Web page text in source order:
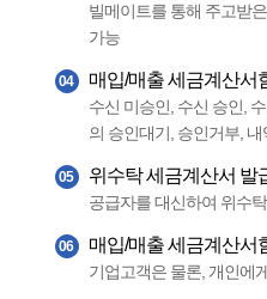
빌메이트를 통해 주고받
가능
04 매입/매출 세금계산서
수신 미승인, 수신 승인,
의 승인대기, 승인거부, 내
05 위수탁 세금계산서 발
공급자를 대신하여 위수
06 매입/매출 세금계산서
기업고객은 물론, 개인에